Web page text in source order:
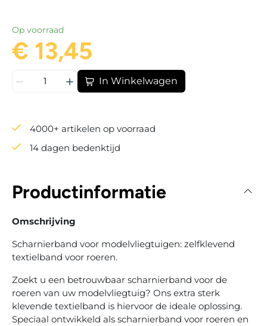
Op voorraad
€ 13,45
In Winkelwagen
4000+ artikelen op voorraad
14 dagen bedenktijd
Productinformatie
Omschrijving
Scharnierband voor modelvliegtuigen: zelfklevend
textielband voor roeren.
Zoekt u een betrouwbaar scharnierband voor de
roeren van uw modelvliegtuig? Ons extra sterk
klevende textielband is hiervoor de ideale oplossing.
Speciaal ontwikkeld als scharnierband voor roeren en